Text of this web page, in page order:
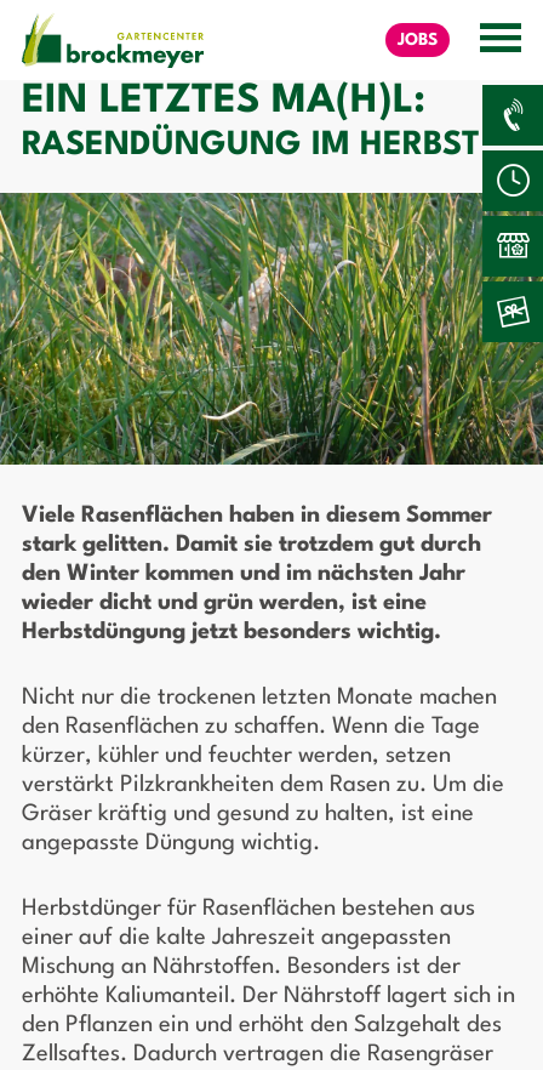
JOBS
EIN LETZTES MA(H)L:
RASENDÜNGUNG IM HERBST
Viele Rasenflächen haben in diesem Sommer
stark gelitten. Damit sie trotzdem gut durch
den Winter kommen und im nächsten Jahr
wieder dicht und grün werden, ist eine
Herbstdüngung jetzt besonders wichtig.
Nicht nur die trockenen letzten Monate machen
den Rasenflächen zu schaffen. Wenn die Tage
kürzer, kühler und feuchter werden, setzen
verstärkt Pilzkrankheiten dem Rasen zu. Um die
Gräser kräftig und gesund zu halten, ist eine
angepasste Düngung wichtig.
Herbstdünger für Rasenflächen bestehen aus
einer auf die kalte Jahreszeit angepassten
Mischung an Nährstoffen. Besonders ist der
erhöhte Kaliumanteil. Der Nährstoff lagert sich in
den Pflanzen ein und erhöht den Salzgehalt des
Zellsaftes. Dadurch vertragen die Rasengräser